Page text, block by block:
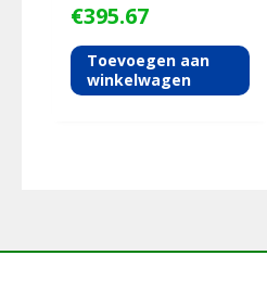
€395.67
Toevoegen aan
winkelwagen